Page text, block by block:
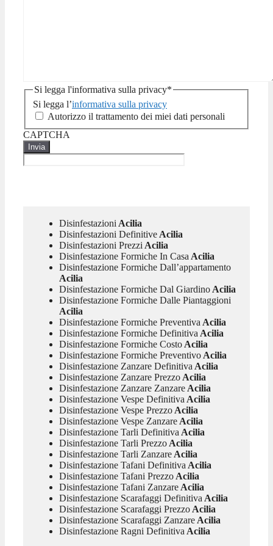
Si legga l'informativa sulla privacy*
Si legga l’informativa sulla privacy
Autorizzo il trattamento dei miei dati personali
CAPTCHA
Disinfestazioni Acilia
Disinfestazioni DefinitiveAcilia
Disinfestazioni Prezzi Acilia
Disinfestazione Formiche In Casa Acilia
Disinfestazione Formiche Dall’appartamento
Acilia
Disinfestazione Formiche Dal GiardinoAcilia
Disinfestazione Formiche Dalle Piantaggioni
Acilia
Disinfestazione Formiche Preventiva Acilia
Disinfestazione Formiche Definitiva Acilia
Disinfestazione Formiche CostoAcilia
Disinfestazione Formiche PreventivoAcilia
Disinfestazione Zanzare Definitiva Acilia
Disinfestazione Zanzare PrezzoAcilia
Disinfestazione Zanzare ZanzareAcilia
Disinfestazione Vespe Definitiva Acilia
Disinfestazione Vespe PrezzoAcilia
Disinfestazione Vespe ZanzareAcilia
Disinfestazione Tarli Definitiva Acilia
Disinfestazione Tarli PrezzoAcilia
Disinfestazione Tarli ZanzareAcilia
Disinfestazione Tafani Definitiva Acilia
Disinfestazione Tafani PrezzoAcilia
Disinfestazione Tafani ZanzareAcilia
Disinfestazione Scarafaggi Definitiva Acilia
Disinfestazione Scarafaggi PrezzoAcilia
Disinfestazione Scarafaggi ZanzareAcilia
Disinfestazione Ragni Definitiva Acilia